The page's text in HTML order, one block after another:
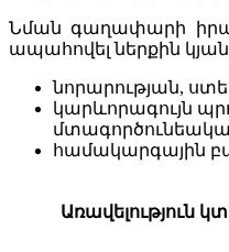
Նման գաղափարի
ապահովել ներքին
նորարության,
կարևորագույն
համակարգային
Առավելություն